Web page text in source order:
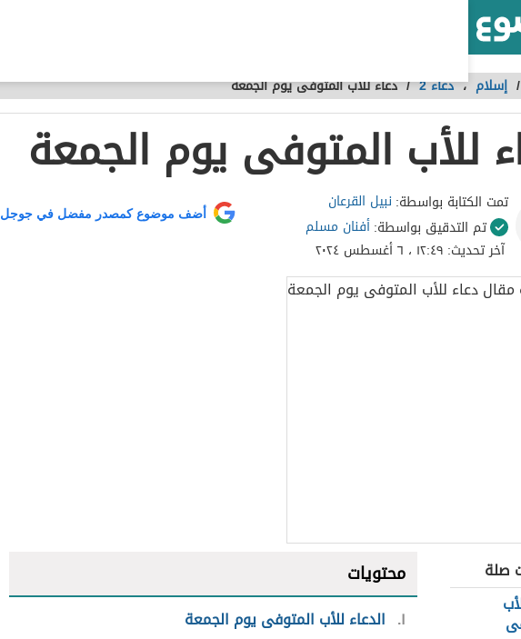
/ إسلام ،دعاء 2 /دعاء للأب المتوفى يوم الجمعة
للأب المتوفى يوم الجمعة
تمت الكتابة بواسطة: نبيل القرعان
تم التدقيق بواسطة:أفنان مسلم
آخر تحديث: ١٢:٤٩ ، ٦ أغسطس ٢٠٢٤
أضف موضوع كمصدر مفضل في جوجل
صلة
محتويات
١ الدعاء للأب المتوفى يوم الجمعة